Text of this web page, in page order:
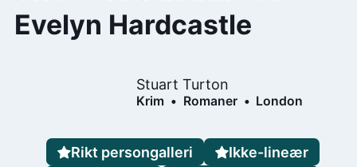
Evelyn Hardcastle
Stuart Turton
Krim Romaner London
Rikt persongalleri
Ikke-lineær